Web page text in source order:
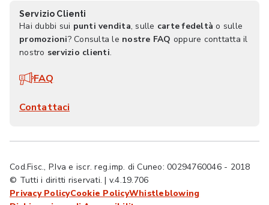
Servizio Clienti
Hai dubbi sui punti vendita, sulle carte fedeltà o sulle
promozioni? Consulta le nostre FAQ oppure conttatta il
nostro servizio clienti.
FAQ
Contattaci
Cod.Fisc., P.Iva e iscr. reg.imp. di Cuneo: 00294760046 - 2018
© Tutti i diritti riservati. | v.4.19.706
Privacy PolicyCookie PolicyWhistleblowing